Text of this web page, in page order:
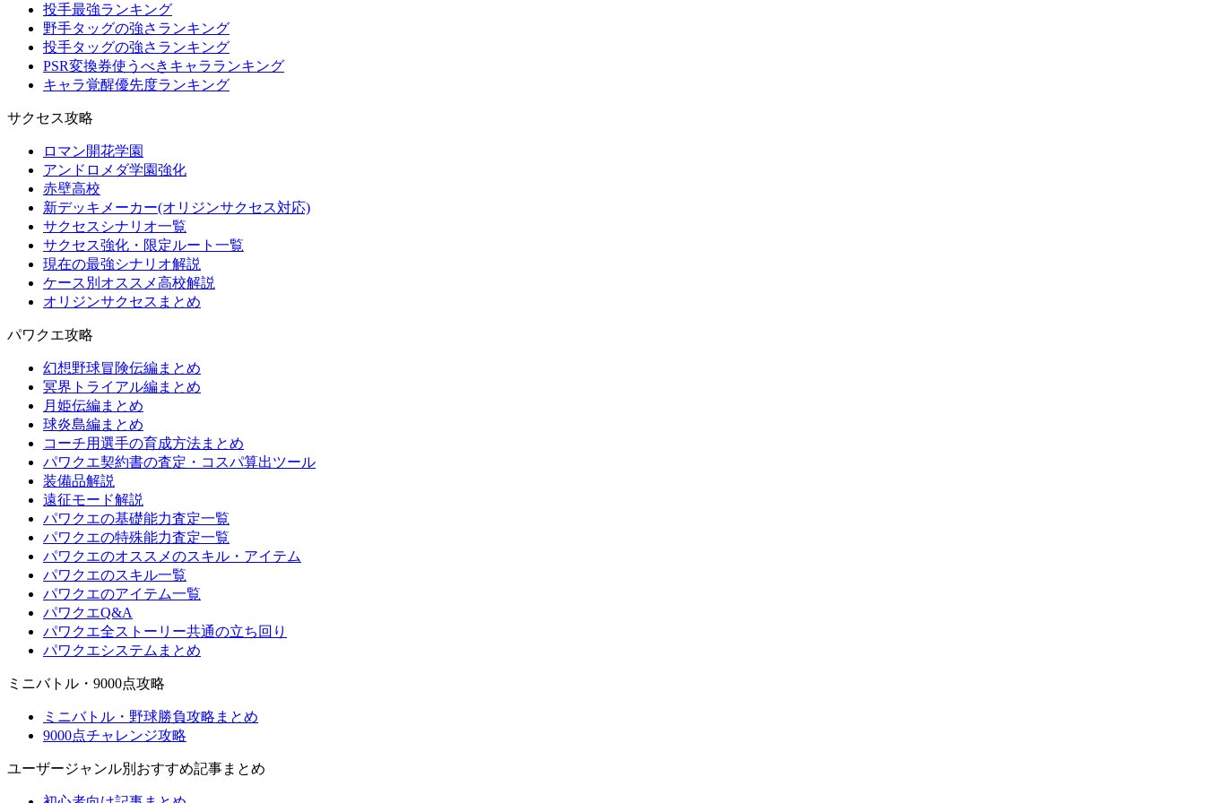
投手最強ランキング
野手タッグの強さランキング
投手タッグの強さランキング
PSR変換券使うべきキャラランキング
キャラ覚醒優先度ランキング
サクセス攻略
ロマン開花学園
アンドロメダ学園強化
赤壁高校
新デッキメーカー(オリジンサクセス対応)
サクセスシナリオ一覧
サクセス強化・限定ルート一覧
現在の最強シナリオ解説
ケース別オススメ高校解説
オリジンサクセスまとめ
パワクエ攻略
幻想野球冒険伝編まとめ
冥界トライアル編まとめ
月姫伝編まとめ
球炎島編まとめ
コーチ用選手の育成方法まとめ
パワクエ契約書の査定・コスパ算出ツール
装備品解説
遠征モード解説
パワクエの基礎能力査定一覧
パワクエの特殊能力査定一覧
パワクエのオススメのスキル・アイテム
パワクエのスキル一覧
パワクエのアイテム一覧
パワクエQ&A
パワクエ全ストーリー共通の立ち回り
パワクエシステムまとめ
ミニバトル・9000点攻略
ミニバトル・野球勝負攻略まとめ
9000点チャレンジ攻略
ユーザージャンル別おすすめ記事まとめ